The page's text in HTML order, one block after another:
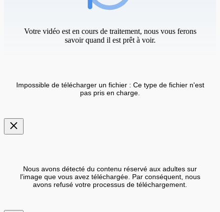
Votre vidéo est en cours de traitement, nous vous ferons
savoir quand il est prêt à voir.
Impossible de télécharger un fichier : Ce type de fichier n'est
pas pris en charge.
Nous avons détecté du contenu réservé aux adultes sur
l'image que vous avez téléchargée. Par conséquent, nous
avons refusé votre processus de téléchargement.